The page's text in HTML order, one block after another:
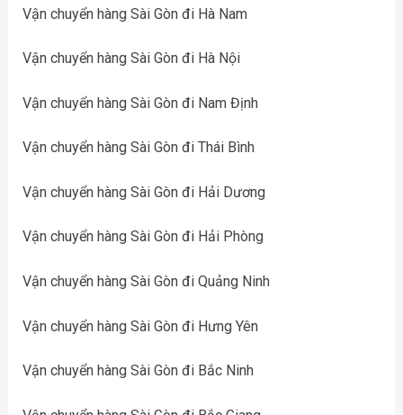
Vận chuyển hàng Sài Gòn đi Hà Nam
Vận chuyển hàng Sài Gòn đi Hà Nội
Vận chuyển hàng Sài Gòn đi Nam Định
Vận chuyển hàng Sài Gòn đi Thái Bình
Vận chuyển hàng Sài Gòn đi Hải Dương
Vận chuyển hàng Sài Gòn đi Hải Phòng
Vận chuyển hàng Sài Gòn đi Quảng Ninh
Vận chuyển hàng Sài Gòn đi Hưng Yên
Vận chuyển hàng Sài Gòn đi Bắc Ninh